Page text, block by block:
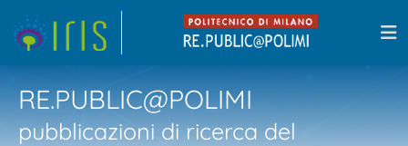
RE.PUBLIC@POLIMI
pubblicazioni di ricerca del